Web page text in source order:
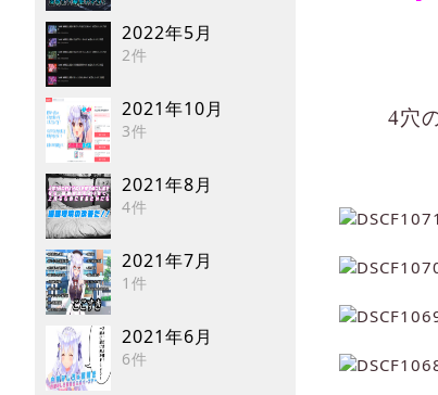
2022年5月
2件
2021年10月
3件
2021年8月
4件
2021年7月
1件
2021年6月
6件
4穴